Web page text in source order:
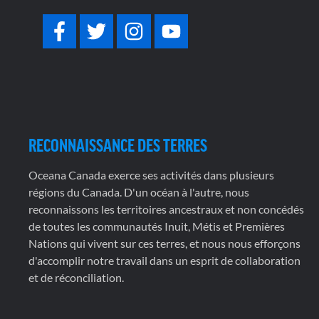
RECONNAISSANCE DES TERRES
Oceana Canada exerce ses activités dans plusieurs
régions du Canada. D'un océan à l'autre, nous
reconnaissons les territoires ancestraux et non concédés
de toutes les communautés Inuit, Métis et Premières
Nations qui vivent sur ces terres, et nous nous efforçons
d'accomplir notre travail dans un esprit de collaboration
et de réconciliation.